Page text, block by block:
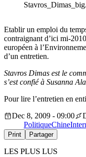
Etablir un emploi du
contraignant d’ici mi-
européen à
d’un entretien.
Stavros Dimas est le
s’est confié à Susanna
Pour lire l’entretien en
Dec 8, 2009 - 09:00
PolitiqueChine
Print Partager
LES PLUS LUS